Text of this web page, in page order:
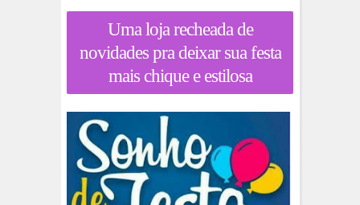
Uma loja recheada de
novidades pra deixar sua festa
mais chique e estilosa